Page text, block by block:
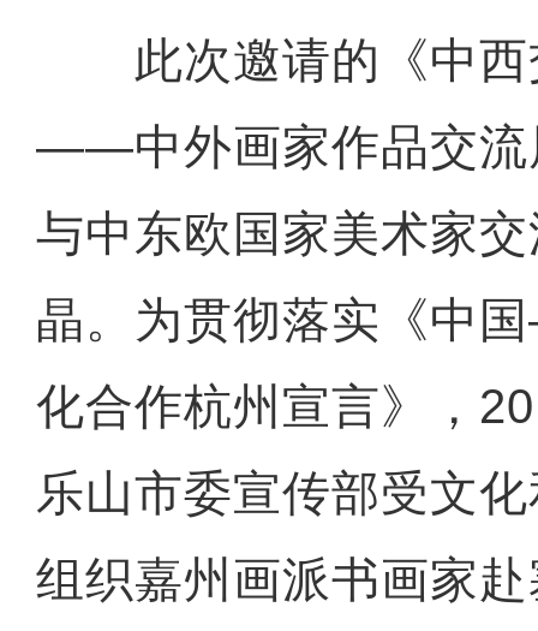
此次邀请的《中西
——中外画家作品交流
与中东欧国家美术家
晶。为贯彻落实《中
化合作杭州宣言》，
乐山市委宣传部受文
组织嘉州画派书画家